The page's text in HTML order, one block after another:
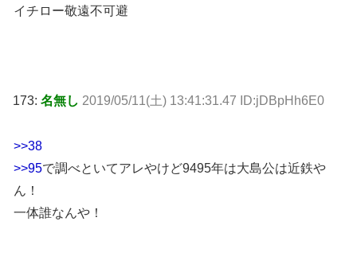
イチロー敬遠不可避
173: 名無し 2019/05/11(土) 13:41:31.47 ID:jDBpHh6E0
>>38
>>95で調べといてアレやけど9495年は大島公は近鉄や
ん！
一体誰なんや！